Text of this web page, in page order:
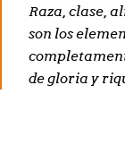
Raza, clase,
son los
de gloria y